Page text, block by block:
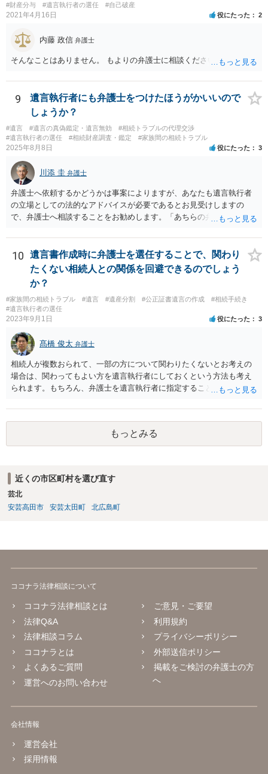
#財産分与 #遺言執行者の選任 #自己破産
2021年4月16日 役にたった 2
内藤 政信 弁護士
そんなことはありません。 もよりの弁護士に相談ください。
9
遺言執行者にも弁護士をつけたほうがかいいので
しょうか？
#遺言 #遺言の真偽鑑定・遺言無効
#相続トラブルの代理交渉
#遺言執行者の選任
#相続財産調査・鑑定 #家族間の相続トラブル
2025年8月8日 役にたった 3
川添 圭 弁護士
弁護士へ依頼するかどうかは事案によりますが、あなたも遺言執行者
の立場としての法的なアドバイスが必要であるとお見受けしますの
で、弁護士へ相談することをお勧めします。「あちらの弁護士」（元
誘導しかしてこないと思います。
10
遺言書作成時に弁護士を選任することで、関わり
たくない相続人との関係を回避できるのでしょう
か？
#家族間の相続トラブル #遺言 #遺産分割 #公正証書遺言の作成
#相続手続き
#遺言執行者の選任
2023年9月1日 役にたった 3
髙橋 俊太 弁護士
相続人が複数おられて、一部の方について関わりたくないとお考えの
場合は、関わってもよい方を遺言執行者にしておくという方法も考え
られます。もちろん、弁護士を遺言執行者に指定することもできます
方に再委任の権限を付与しておくという方法もあります。 一度、弁護
士に直接ご相談されることをお勧めいたします。
もっとみる
近くの市区町村を選び直す
芸北
安芸高田市
安芸太田町 北広島町
ココナラ法律相談について
ココナラ法律相談とは
法律Q&A
法律相談コラム
ココナラとは
よくあるご質問
運営へのお問い合わせ
ご意見・ご要望
利用規約
プライバシーポリシー
外部送信ポリシー
掲載をご検討の弁護士の方
へ
会社情報
運営会社
採用情報